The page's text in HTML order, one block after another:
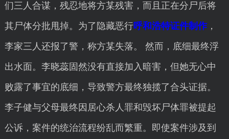
们三人合谋，残忍地将方某残害，而且正在分尸后将
其尸体分批甩掉。为了隐藏恶行呼和浩特证件制作，
李家三人还报了警，称方某失落。 然而，底细最终浮
出水面。李晓蕊固然没有直接加入暗害，但她无心中
败露了事宜的底细，导致警方最终独揽了合头证据。
李子健与父母最终因居心杀人罪和毁坏尸体罪被提起
公诉，案件的统治流程纷乱而繁重。即使案件涉及到